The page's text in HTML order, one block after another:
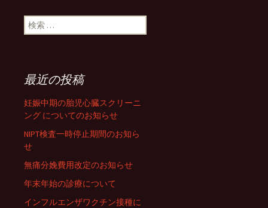
検索:
最近の投稿
妊娠中期の胎児心臓スクリーニ
ング についてのお知らせ
NIPT検査一時停止期間のお知ら
せ
無痛分娩費用改定のお知らせ
年末年始の診療について
インフルエンザワクチン接種に